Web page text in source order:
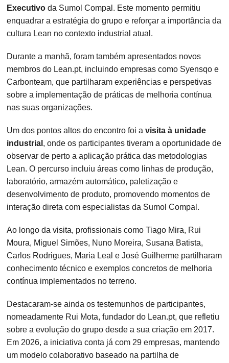
Executivoda Sumol Compal. Este momento permitiu
enquadrar a estratégia do grupo e reforçar a importância da
cultura Lean no contexto industrial atual.
Durante a manhã, foram também apresentados novos
membros do Lean.pt, incluindo empresas como Syensqo e
Carbonteam, que partilharam experiências e perspetivas
sobre a implementação de práticas de melhoria contínua
nas suas organizações.
Um dos pontos altos do encontro foi avisita à unidade
industrial , onde os participantes tiveram a oportunidade de
observar de perto a aplicação prática das metodologias
Lean. O percurso incluiu áreas como linhas de produção,
laboratório, armazém automático, paletização e
desenvolvimento de produto, promovendo momentos de
interação direta com especialistas da Sumol Compal.
Ao longo da visita, profissionais como Tiago Mira, Rui
Moura, Miguel Simões, Nuno Moreira, Susana Batista,
Carlos Rodrigues, Maria Leal e José Guilherme partilharam
conhecimento técnico e exemplos concretos de melhoria
contínua implementados no terreno.
Destacaram-se ainda os testemunhos de participantes,
nomeadamente Rui Mota, fundador do Lean.pt, que refletiu
sobre a evolução do grupo desde a sua criação em 2017.
Em 2026, a iniciativa conta já com 29 empresas, mantendo
um modelo colaborativo baseado na partilha de